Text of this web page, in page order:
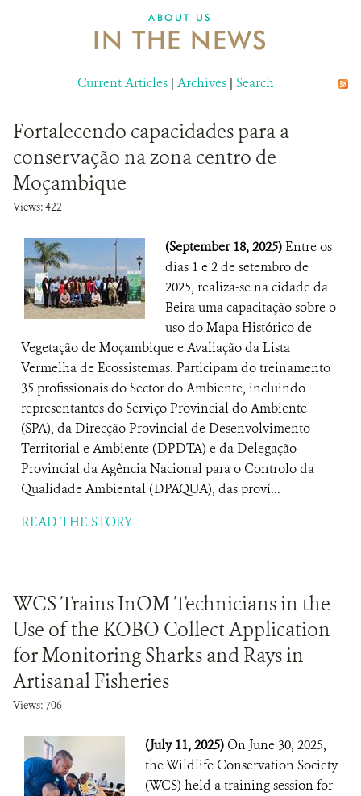
ABOUT US
IN THE NEWS
Current Articles | Archives | Search
Fortalecendo capacidades para a
conservação na zona centro de
Moçambique
Views: 422
(September 18, 2025)Entre os
dias 1 e 2 de setembro de
2025, realiza-se na cidade da
Beira uma capacitação sobre o
uso do Mapa Histórico de
Vegetação de Moçambique e Avaliação da Lista
Vermelha de Ecossistemas. Participam do treinamento
35 profissionais do Sector do Ambiente, incluindo
representantes do Serviço Provincial do Ambiente
(SPA), da Direcção Provincial de Desenvolvimento
Territorial e Ambiente (DPDTA) e da Delegação
Provincial da Agência Nacional para o Controlo da
Qualidade Ambiental (DPAQUA), das proví...
READ THE STORY
WCS Trains InOM Technicians in the
Use of the KOBO Collect Application
for Monitoring Sharks and Rays in
Artisanal Fisheries
Views: 706
(July 11, 2025) On June 30, 2025,
the Wildlife Conservation Society
(WCS) held a training session for